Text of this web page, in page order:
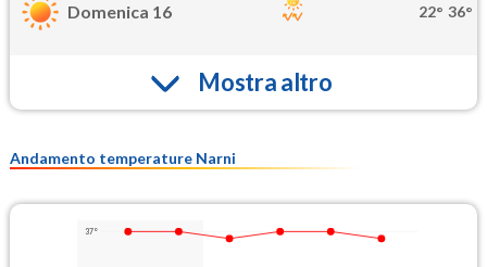
Domenica 16 22° 36°
Mostra altro
Andamento temperature Narni
37°